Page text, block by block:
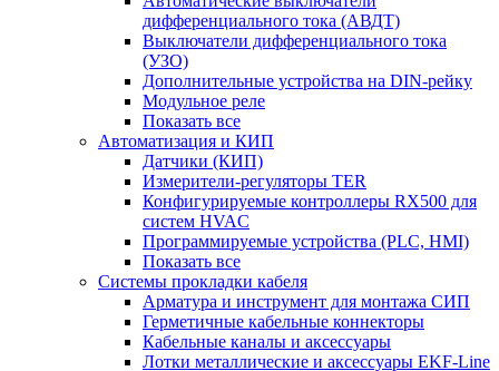
дифференциального тока (АВДТ)
Выключатели дифференциального тока
(УЗО)
Дополнительные устройства на DIN-рейку
Модульное реле
Показать все
Автоматизация и КИП
Датчики (КИП)
Измерители-регуляторы TER
Конфигурируемые контроллеры RX500 для
систем HVAC
Программируемые устройства (PLC, HMI)
Показать все
Системы прокладки кабеля
Арматура и инструмент для монтажа СИП
Герметичные кабельные коннекторы
Кабельные каналы и аксессуары
Лотки металлические и аксессуары EKF-Line